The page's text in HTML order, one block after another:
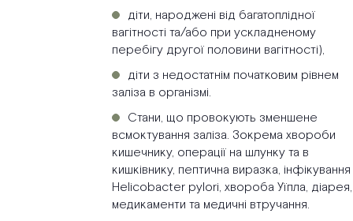
діти, народжені від багатоплідної
вагітності та/або при ускладненому
перебігу другої половини вагітності),
діти з недостатнім початковим рівнем
заліза в організмі.
Стани, що провокують зменшене
всмоктування заліза. Зокрема хвороби
кишечнику, операції на шлунку та в
кишківнику, пептична виразка, інфікування
Helicobacter pylori, хвороба Уїпла, діарея,
медикаменти та медичні втручання.